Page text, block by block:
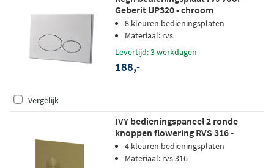
Geberit UP320 - chroom
8 kleuren bedieningsplaten
Materiaal: rvs
Levertijd: 3 werkdagen
188,-
Vergelijk
IVY bedieningspaneel 2 ronde
knoppen flowering RVS 316 -
geborsteld mat goud PVD
4 kleuren bedieningsplaten
Materiaal: rvs 316